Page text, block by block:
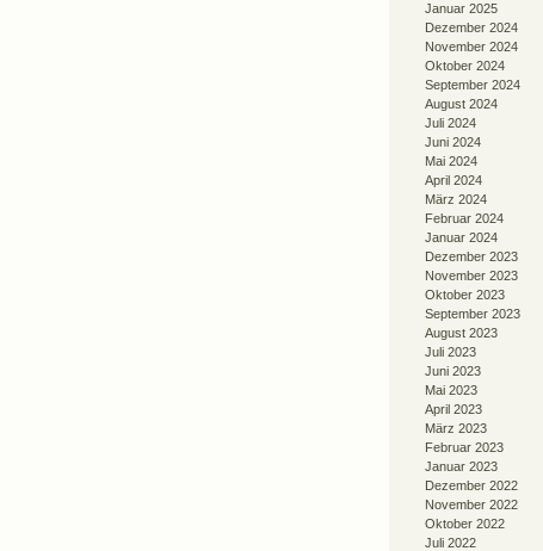
Januar 2025
Dezember 2024
November 2024
Oktober 2024
September 2024
August 2024
Juli 2024
Juni 2024
Mai 2024
April 2024
März 2024
Februar 2024
Januar 2024
Dezember 2023
November 2023
Oktober 2023
September 2023
August 2023
Juli 2023
Juni 2023
Mai 2023
April 2023
März 2023
Februar 2023
Januar 2023
Dezember 2022
November 2022
Oktober 2022
Juli 2022